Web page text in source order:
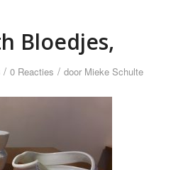
Bloedjes,
/ 0 Reacties / door Mieke Schulte